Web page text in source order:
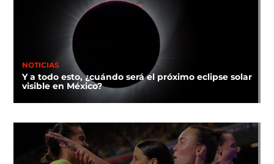
NOTICIAS
Y a todo esto, ¿cuándo será el próximo eclipse solar
visible en México?